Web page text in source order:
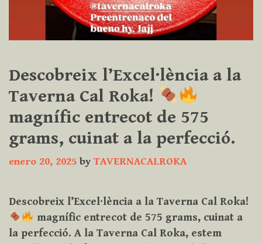
Descobreix l’Excel·lència a la
Taverna Cal Roka!
magnífic entrecot de 575
grams, cuinat a la perfecció.
enero 20, 2025 by TAVERNACALROKA
Descobreix l’Excel·lència a la Taverna Cal Roka!
magnífic entrecot de 575 grams, cuinat a
la perfecció. A la Taverna Cal Roka, estem